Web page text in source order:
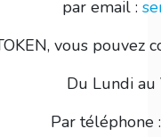
par email :
vous pouvez
Du Lundi
Par téléphone